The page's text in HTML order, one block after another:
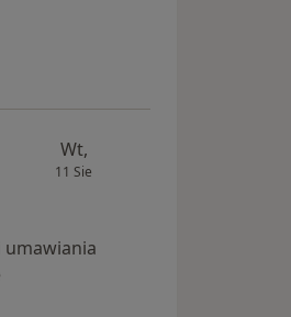
Wt,
11 Sie
umawiania